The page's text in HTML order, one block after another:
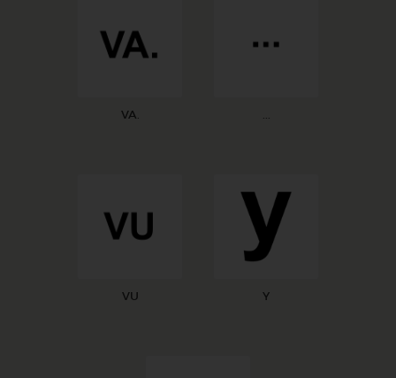
VA. ...
VU Y